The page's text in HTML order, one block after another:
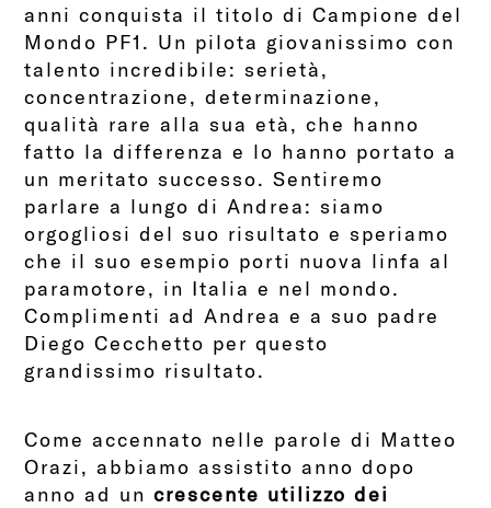
anni conquista il titolo di Campione del
Mondo PF1. Un pilota giovanissimo con
talento incredibile: serietà,
concentrazione, determinazione,
qualità rare alla sua età, che hanno
fatto la differenza e lo hanno portato a
un meritato successo. Sentiremo
parlare a lungo di Andrea: siamo
orgogliosi del suo risultato e speriamo
che il suo esempio porti nuova linfa al
paramotore, in Italia e nel mondo.
Complimenti ad Andrea e a suo padre
Diego Cecchetto per questo
grandissimo risultato.
Come accennato nelle parole di Matteo
Orazi, abbiamo assistito anno dopo
anno ad uncrescente utilizzo dei